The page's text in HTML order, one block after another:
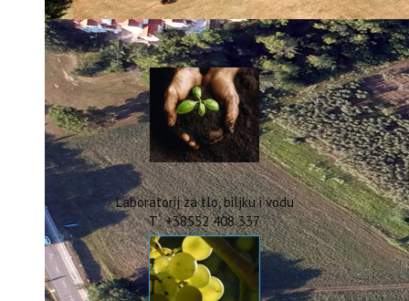
INHERIT
CONSUMLESS PLUS
IstraOILFest
ARHIVA PROJEKATA
IstraECOinclusive
Izdavačka djelatnost
Izbor u znanstvena zvanja
Dokumenti
Statut
Strategija
CIP
Pravo na pristup informacijama
Zaštita osobnih podataka
Godišnji izvještaj
Javna nabava
Laboratorij za tlo, biljku i vodu
T: +38552 408 337